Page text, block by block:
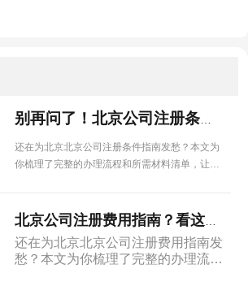
还在为北京北京公司注册条件指南发愁？本文为
你梳理了完整的办理流程和所需材料清单，让企
北京公司注册费用指南？看这篇就够了
还在为北京北京公司注册费用指南发
愁？本文为你梳理了完整的办理流程